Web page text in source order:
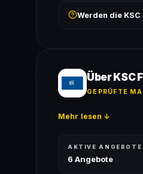
Werden die
Über KSC
GEPRÜFTE
Mehr lesen ↓
AKTIVE ANGEBOTE
6 Angebote